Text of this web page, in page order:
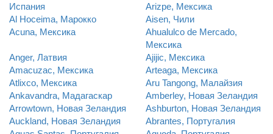
Испания
Arizpe, Мексика
Al Hoceima, Марокко
Aisen, Чили
Acuna, Мексика
Ahualulco de Mercado,
Мексика
Anger, Латвия
Ajijic, Мексика
Amacuzac, Мексика
Arteaga, Мексика
Atlixco, Мексика
Aru Tangong, Малайзия
Ankavandra, Мадагаскар
Amberley, Новая Зеландия
Arrowtown, Новая Зеландия
Ashburton, Новая Зеландия
Auckland, Новая Зеландия
Abrantes, Португалия